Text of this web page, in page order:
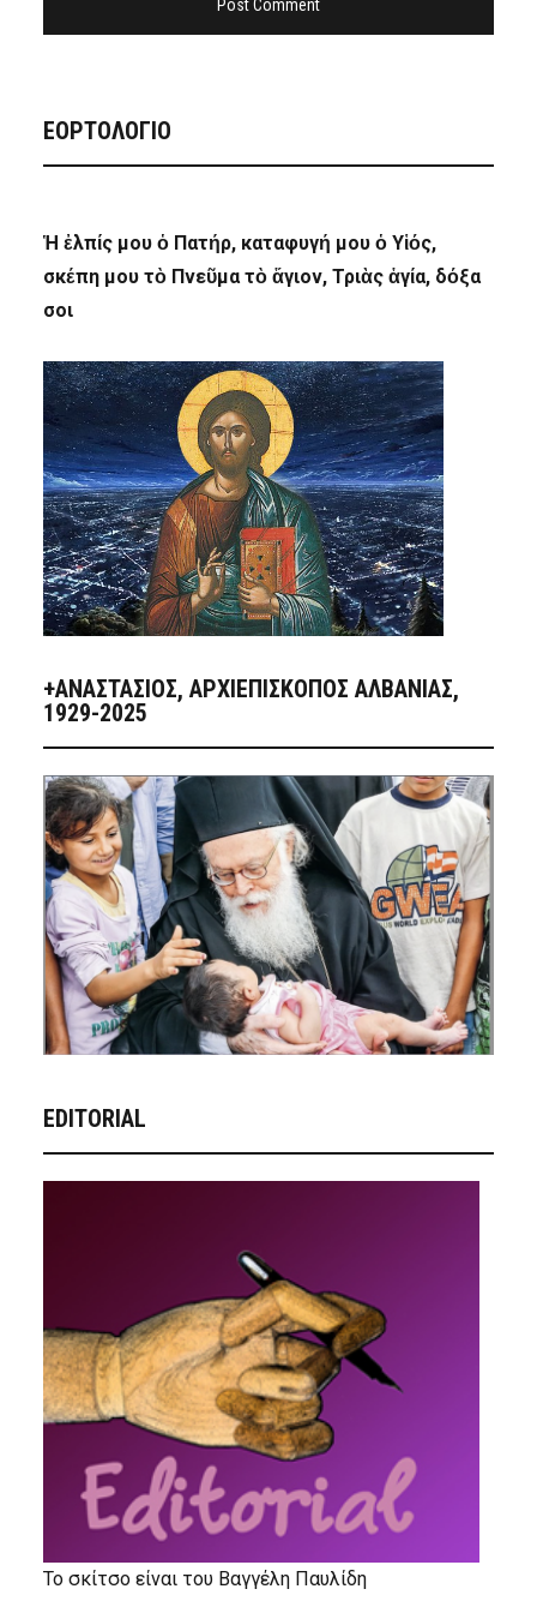
ΕΟΡΤΟΛΟΓΙΟ
Ἡ ἐλπίς μου ὁ Πατήρ, καταφυγή μου ὁ Υἱός,
σκέπη μου τὸ Πνεῦμα τὸ ἅγιον, Τριὰς ἁγία, δόξα
σοι
+ΑΝΑΣΤΆΣΙΟΣ, ΑΡΧΙΕΠΊΣΚΟΠΟΣ ΑΛΒΑΝΊΑΣ,
1929-2025
EDITORIAL
Το σκίτσο είναι του Βαγγέλη Παυλίδη